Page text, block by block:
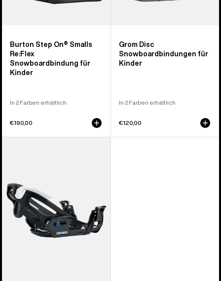
Burton Step On® Smalls
Re:Flex
Snowboardbindung für
Kinder
In 2 Farben erhältlich
€190,00
Grom Disc
Snowboardbindungen für
Kinder
In 2 Farben erhältlich
€120,00
für
Kinder